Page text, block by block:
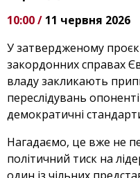
10:00 / 11 червня 2026
У затвердженому
закордонних справах
владу закликають
переслідувань
демократичні
Нагадаємо, це вже не
політичний тиск на